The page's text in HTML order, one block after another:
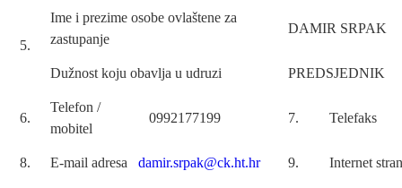
5.
Ime i prezime osobe ovlaštene za
zastupanje
DAMIR SRPAK
Dužnost koju obavlja u udruzi PREDSJEDNIK
6.
Telefon /
mobitel
0992177199 7. Telefaks
8. E-mail adresa damir.srpak@ck.ht.hr 9. Internet